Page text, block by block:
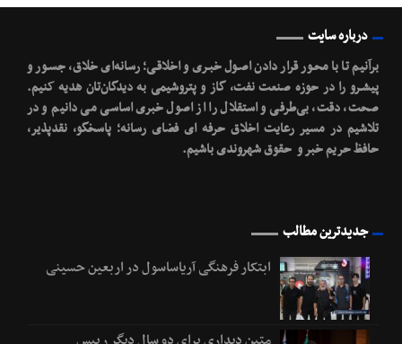
درباره سایت
برآنیم تا با محـور قرار دادن اصـول خبـری و اخلاقـی؛ رسانه‌ای خلاق، جسـور و
پیشـرو را در حوزه صنعت نفت، گاز و پتروشیمی به دیدگان‌تان هدیه کنیم.
صحت، دقت، بی‌طرفی و استقلال را از اصول خبری اساسی می دانیم و در
تلاشیم در مسیر رعایت اخلاق حرفه ای فضای رسانه؛ پاسخگو، نقدپذیر،
حافظ حریم خبر و حقوق شهروندی باشیم.
جدیدترین مطالب
ابتکار فرهنگی آریاساسول در اربعین حسینی